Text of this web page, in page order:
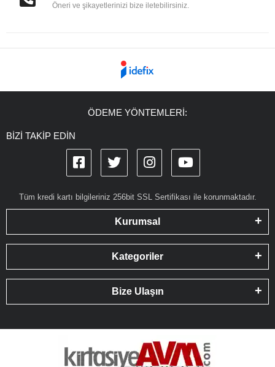
Öneri ve şikayetlerinizi bize iletebilirsiniz.
ÖDEME YÖNTEMLERİ:
BİZİ TAKİP EDİN
Tüm kredi kartı bilgileriniz 256bit SSL Sertifikası ile korunmaktadır.
Kurumsal
Kategoriler
Bize Ulaşın